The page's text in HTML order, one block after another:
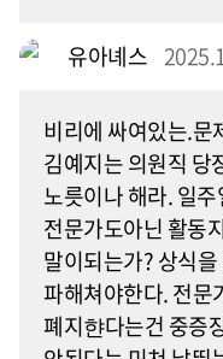
유아녜스
비리에 싸여있는.문
김예지는 의원직 당
노릇이나 해라. 일
전문가도아닌 활동
말이되는가? 상식
파해쳐야한다. 전문
폐지햔다는건 중증